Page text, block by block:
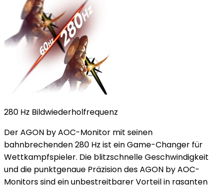
280 Hz Bildwiederholfrequenz
Der AGON by AOC-Monitor mit seinen
bahnbrechenden 280 Hz ist ein Game-Changer für
Wettkampfspieler. Die blitzschnelle Geschwindigkeit
und die punktgenaue Präzision des AGON by AOC-
Monitors sind ein unbestreitbarer Vorteil in rasanten